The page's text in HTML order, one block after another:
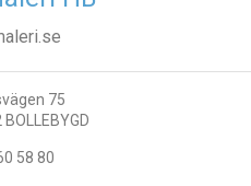
75
58 80